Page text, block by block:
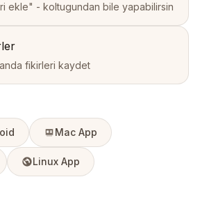
ekle" - koltugundan bile yapabilirsin
fikirleri kaydet
Mac App
Linux App